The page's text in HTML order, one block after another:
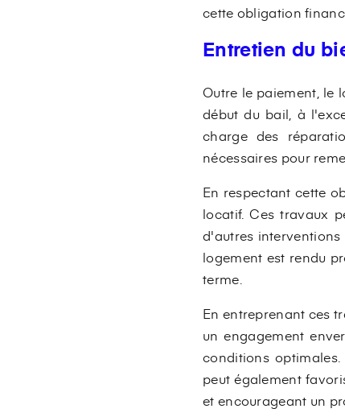
cette obligation
Entretien du
Outre le paiement, le
début du bail, à
charge des
nécessaires pour
En respectant cette
locatif. Ces travaux
d'autres
logement est rendu
terme.
En entreprenant ces
un engagement
conditions
peut également
et encourageant un